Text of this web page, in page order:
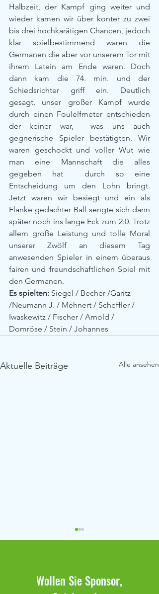
Halbzeit, der Kampf ging weiter und
wieder kamen wir über konter zu zwei
bis drei hochkarätigen Chancen, jedoch
klar spielbestimmend waren die
Germanen die aber vor unserem Tor mit
ihrem Latein am Ende waren. Doch
dann kam die 74. min. und der
Schiedsrichter griff ein. Deutlich
gesagt, unser großer Kampf wurde
durch einen Foulelfmeter entschieden
der keiner war,  was uns auch
gegnerische Spieler bestätigten. Wir
waren geschockt und voller Wut wie
man eine Mannschaft die alles
gegeben hat  durch so eine
Entscheidung um den Lohn bringt.
Jetzt waren wir besiegt und ein als
Flanke gedachter Ball sengte sich dann
später noch ins lange Eck zum 2:0. Trotz
allem große Leistung und tolle Moral
unserer Zwölf an diesem Tag
anwesenden Spieler in einem überaus
fairen und freundschaftlichen Spiel mit
den Germanen.
Es spielten: Siegel / Becher /Garitz
/Neumann J. / Mehnert / Scheffler /
Iwaskewitz / Fischer / Arnold /
Domröse / Stein / Johannes
Aktuelle Beiträge Alle ansehen
Wollen Sie Sponsor,